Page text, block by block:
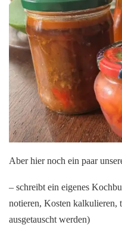
Aber hier noch ein paar
– schreibt ein eigenes
notieren, Kosten kalkulieren,
ausgetauscht werden)